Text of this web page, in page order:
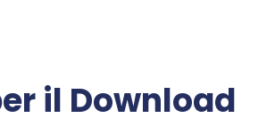
il Download